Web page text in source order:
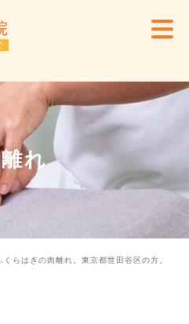
れ
くらはぎの肉離れ。東京都世田谷区の方。